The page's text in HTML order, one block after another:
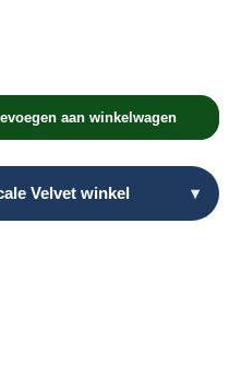
aan winkelwagen
Velvet winkel ▾